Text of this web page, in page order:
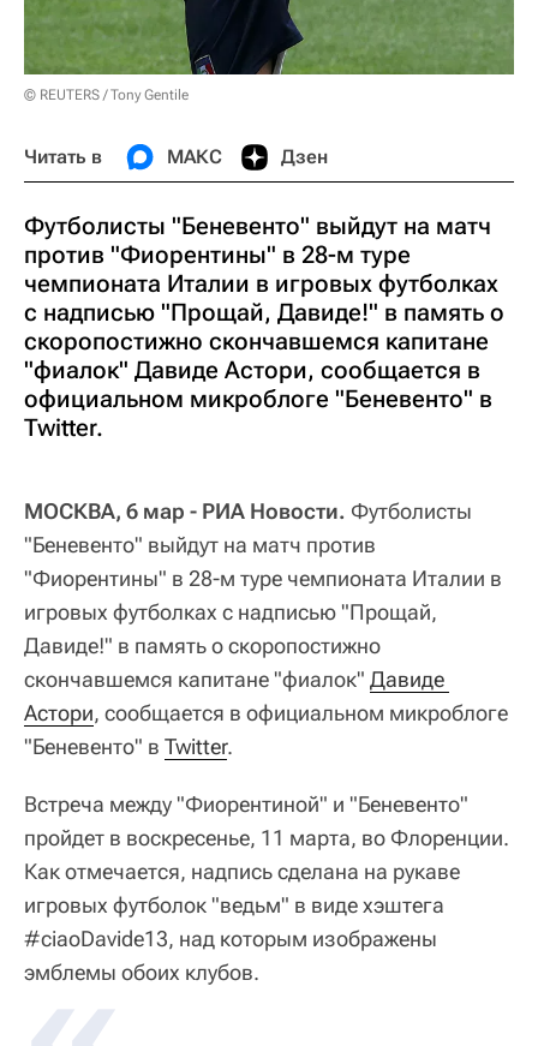
© REUTERS / Tony Gentile
Читать в МАКС Дзен
Футболисты "Беневенто" выйдут на матч
против "Фиорентины" в 28-м туре
чемпионата Италии в игровых футболках
с надписью "Прощай, Давиде!" в память о
скоропостижно скончавшемся капитане
"фиалок" Давиде Астори, сообщается в
официальном микроблоге "Беневенто" в
Twitter.
МОСКВА, 6 мар - РИА Новости. Футболисты
"Беневенто" выйдут на матч против
"Фиорентины" в 28-м туре чемпионата Италии в
игровых футболках с надписью "Прощай,
Давиде!" в память о скоропостижно
скончавшемся капитане "фиалок" Давиде
Астори, сообщается в официальном микроблоге
"Беневенто" в Twitter.
Встреча между "Фиорентиной" и "Беневенто"
пройдет в воскресенье, 11 марта, во Флоренции.
Как отмечается, надпись сделана на рукаве
игровых футболок "ведьм" в виде хэштега
#ciaoDavide13, над которым изображены
эмблемы обоих клубов.